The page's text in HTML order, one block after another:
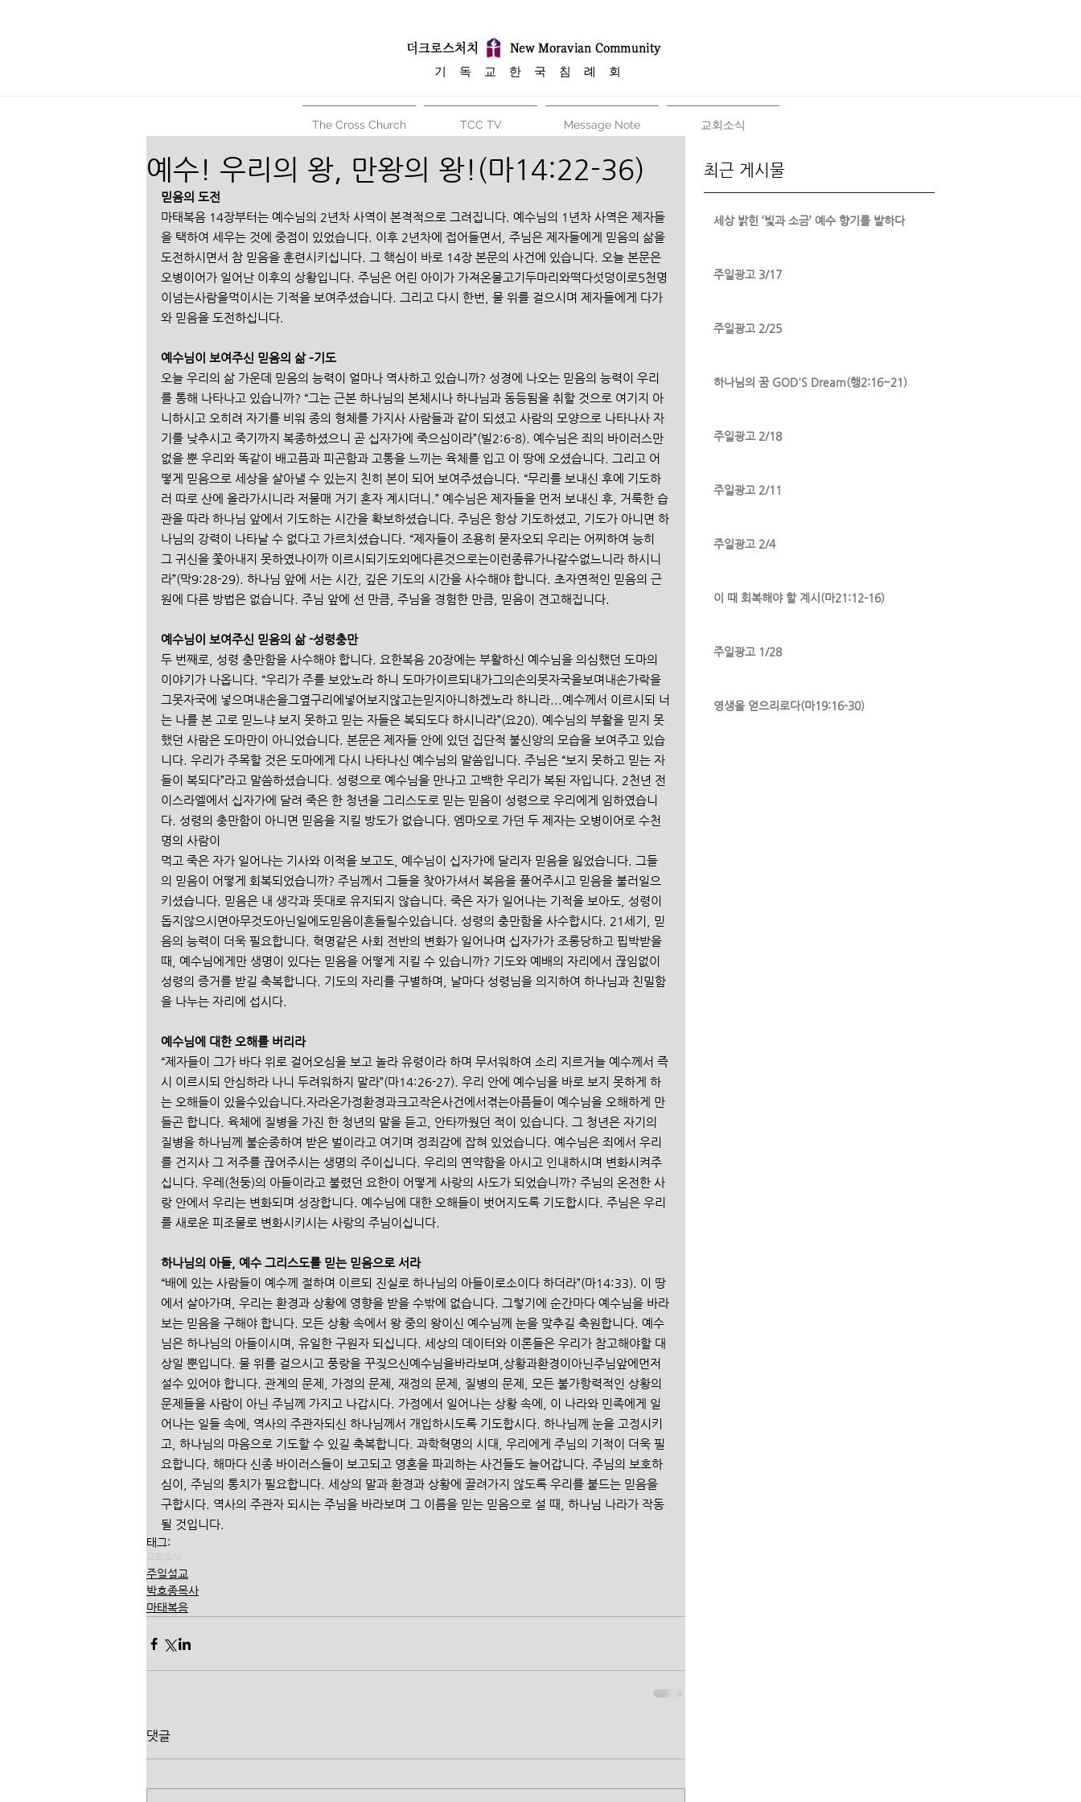
​기 독 교 한 국 침 례 회
The Cross Church TCC TV Message Note 교회소식
예수! 우리의 왕, 만왕의 왕!(마14:22-36)
믿음의 도전
마태복음 14장부터는 예수님의 2년차 사역이 본격적으로 그려집니다. 예수님의 1년차 사역은 제자들
을 택하여 세우는 것에 중점이 있었습니다. 이후 2년차에 접어들면서, 주님은 제자들에게 믿음의 삶을
도전하시면서 참 믿음을 훈련시키십니다. 그 핵심이 바로 14장 본문의 사건에 있습니다. 오늘 본문은
오병이어가 일어난 이후의 상황입니다. 주님은 어린 아이가 가져온물고기두마리와떡다섯덩이로5천명
이넘는사람을먹이시는 기적을 보여주셨습니다. 그리고 다시 한번, 물 위를 걸으시며 제자들에게 다가
와 믿음을 도전하십니다.
예수님이 보여주신 믿음의 삶 –기도
오늘 우리의 삶 가운데 믿음의 능력이 얼마나 역사하고 있습니까? 성경에 나오는 믿음의 능력이 우리
를 통해 나타나고 있습니까? “그는 근본 하나님의 본체시나 하나님과 동등됨을 취할 것으로 여기지 아
니하시고 오히려 자기를 비워 종의 형체를 가지사 사람들과 같이 되셨고 사람의 모양으로 나타나사 자
기를 낮추시고 죽기까지 복종하셨으니 곧 십자가에 죽으심이라”(빌2:6-8). 예수님은 죄의 바이러스만
없을 뿐 우리와 똑같이 배고픔과 피곤함과 고통을 느끼는 육체를 입고 이 땅에 오셨습니다. 그리고 어
떻게 믿음으로 세상을 살아낼 수 있는지 친히 본이 되어 보여주셨습니다. “무리를 보내신 후에 기도하
러 따로 산에 올라가시니라 저물매 거기 혼자 계시더니.” 예수님은 제자들을 먼저 보내신 후, 거룩한 습
관을 따라 하나님 앞에서 기도하는 시간을 확보하셨습니다. 주님은 항상 기도하셨고, 기도가 아니면 하
나님의 강력이 나타날 수 없다고 가르치셨습니다. “제자들이 조용히 묻자오되 우리는 어찌하여 능히
그 귀신을 쫓아내지 못하였나이까 이르시되기도외에다른것으로는이런종류가나갈수없느니라 하시니
라”(막9:28-29). 하나님 앞에 서는 시간, 깊은 기도의 시간을 사수해야 합니다. 초자연적인 믿음의 근
원에 다른 방법은 없습니다. 주님 앞에 선 만큼, 주님을 경험한 만큼, 믿음이 견고해집니다.
예수님이 보여주신 믿음의 삶 -성령충만
두 번째로, 성령 충만함을 사수해야 합니다. 요한복음 20장에는 부활하신 예수님을 의심했던 도마의
이야기가 나옵니다. “우리가 주를 보았노라 하니 도마가이르되내가그의손의못자국을보며내손가락을
그못자국에 넣으며내손을그옆구리에넣어보지않고는믿지아니하겠노라 하니라...예수께서 이르시되 너
는 나를 본 고로 믿느냐 보지 못하고 믿는 자들은 복되도다 하시니라”(요20). 예수님의 부활을 믿지 못
했던 사람은 도마만이 아니었습니다. 본문은 제자들 안에 있던 집단적 불신앙의 모습을 보여주고 있습
니다. 우리가 주목할 것은 도마에게 다시 나타나신 예수님의 말씀입니다. 주님은 “보지 못하고 믿는 자
들이 복되다”라고 말씀하셨습니다. 성령으로 예수님을 만나고 고백한 우리가 복된 자입니다. 2천년 전
이스라엘에서 십자가에 달려 죽은 한 청년을 그리스도로 믿는 믿음이 성령으로 우리에게 임하였습니
다. 성령의 충만함이 아니면 믿음을 지킬 방도가 없습니다. 엠마오로 가던 두 제자는 오병이어로 수천
명의 사람이
먹고 죽은 자가 일어나는 기사와 이적을 보고도, 예수님이 십자가에 달리자 믿음을 잃었습니다. 그들
의 믿음이 어떻게 회복되었습니까? 주님께서 그들을 찾아가셔서 복음을 풀어주시고 믿음을 불러일으
키셨습니다. 믿음은 내 생각과 뜻대로 유지되지 않습니다. 죽은 자가 일어나는 기적을 보아도, 성령이
돕지않으시면아무것도아닌일에도믿음이흔들릴수있습니다. 성령의 충만함을 사수합시다. 21세기, 믿
음의 능력이 더욱 필요합니다. 혁명같은 사회 전반의 변화가 일어나며 십자가가 조롱당하고 핍박받을
때, 예수님에게만 생명이 있다는 믿음을 어떻게 지킬 수 있습니까? 기도와 예배의 자리에서 끊임없이
성령의 증거를 받길 축복합니다. 기도의 자리를 구별하며, 날마다 성령님을 의지하여 하나님과 친밀함
을 나누는 자리에 섭시다.
예수님에 대한 오해를 버리라
“제자들이 그가 바다 위로 걸어오심을 보고 놀라 유령이라 하며 무서워하여 소리 지르거늘 예수께서 즉
시 이르시되 안심하라 나니 두려워하지 말라”(마14:26-27). 우리 안에 예수님을 바로 보지 못하게 하
는 오해들이 있을수있습니다.자라온가정환경과크고작은사건에서겪는아픔들이 예수님을 오해하게 만
들곤 합니다. 육체에 질병을 가진 한 청년의 말을 듣고, 안타까웠던 적이 있습니다. 그 청년은 자기의
질병을 하나님께 불순종하여 받은 벌이라고 여기며 정죄감에 잡혀 있었습니다. 예수님은 죄에서 우리
를 건지사 그 저주를 끊어주시는 생명의 주이십니다. 우리의 연약함을 아시고 인내하시며 변화시켜주
십니다. 우레(천둥)의 아들이라고 불렸던 요한이 어떻게 사랑의 사도가 되었습니까? 주님의 온전한 사
랑 안에서 우리는 변화되며 성장합니다. 예수님에 대한 오해들이 벗어지도록 기도합시다. 주님은 우리
를 새로운 피조물로 변화시키시는 사랑의 주님이십니다.
하나님의 아들, 예수 그리스도를 믿는 믿음으로 서라
“배에 있는 사람들이 예수께 절하며 이르되 진실로 하나님의 아들이로소이다 하더라”(마14:33). 이 땅
에서 살아가며, 우리는 환경과 상황에 영향을 받을 수밖에 없습니다. 그렇기에 순간마다 예수님을 바라
보는 믿음을 구해야 합니다. 모든 상황 속에서 왕 중의 왕이신 예수님께 눈을 맞추길 축원합니다. 예수
님은 하나님의 아들이시며, 유일한 구원자 되십니다. 세상의 데이터와 이론들은 우리가 참고해야할 대
상일 뿐입니다. 물 위를 걸으시고 풍랑을 꾸짖으신예수님을바라보며,상황과환경이아닌주님앞에먼저
설수 있어야 합니다. 관계의 문제, 가정의 문제, 재정의 문제, 질병의 문제, 모든 불가항력적인 상황의
문제들을 사람이 아닌 주님께 가지고 나갑시다. 가정에서 일어나는 상황 속에, 이 나라와 민족에게 일
어나는 일들 속에, 역사의 주관자되신 하나님께서 개입하시도록 기도합시다. 하나님께 눈을 고정시키
고, 하나님의 마음으로 기도할 수 있길 축복합니다. 과학혁명의 시대, 우리에게 주님의 기적이 더욱 필
요합니다. 해마다 신종 바이러스들이 보고되고 영혼을 파괴하는 사건들도 늘어갑니다. 주님의 보호하
심이, 주님의 통치가 필요합니다. 세상의 말과 환경과 상황에 끌려가지 않도록 우리를 붙드는 믿음을
구합시다. 역사의 주관자 되시는 주님을 바라보며 그 이름을 믿는 믿음으로 설 때, 하나님 나라가 작동
될 것입니다.
태그:
주일설교
박호종목사
마태복음
댓글
최근 게시물
세상 밝힌 ‘빛과 소금’ 예수 향기를 발하다
주일광고 3/17
주일광고 2/25
하나님의 꿈 GOD'S Dream(행2:16~21)
주일광고 2/18
주일광고 2/11
주일광고 2/4
이 때 회복해야 할 계시(마21:12-16)
주일광고 1/28
영생을 얻으리로다(마19:16-30)